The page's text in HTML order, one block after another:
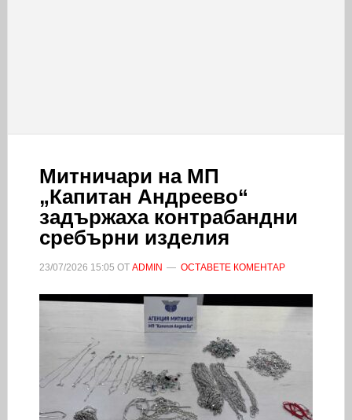
Митничари на МП
„Капитан Андреево“
задържаха контрабандни
сребърни изделия
23/07/2026 15:05 ОТ ADMIN ОСТАВЕТЕ КОМЕНТАР